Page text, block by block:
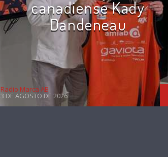
canadiense Kady
Dandeneau
Radio Marca AB
3 DE AGOSTO DE 2026